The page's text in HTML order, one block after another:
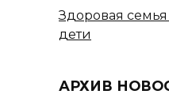
Здоровая
дети
АРХИВ